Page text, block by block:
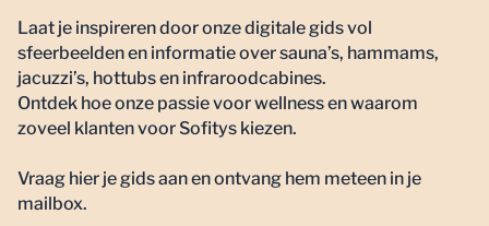
Laat je inspireren door onze digitale gids vol
sfeerbeelden en informatie over sauna’s, hammams,
jacuzzi’s, hottubs en infraroodcabines.
Ontdek hoe onze passie voor wellness en waarom
zoveel klanten voor Sofitys kiezen.
Vraag hier je gids aan en ontvang hem meteen in je
mailbox.